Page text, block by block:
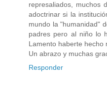
represaliados, muchos
adoctrinar si la
mundo la "humanidad"
padres pero al niño lo
Lamento haberte hecho
Un abrazo y muchas
Responder